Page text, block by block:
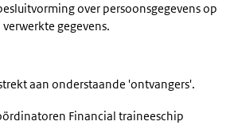
over persoonsgegevens op
gegevens.
aan onderstaande 'ontvangers'.
Financial traineeschip